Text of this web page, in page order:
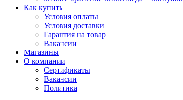
Как купить
Условия оплаты
Условия доставки
Гарантия на товар
Вакансии
Магазины
О компании
Сертификаты
Вакансии
Политика